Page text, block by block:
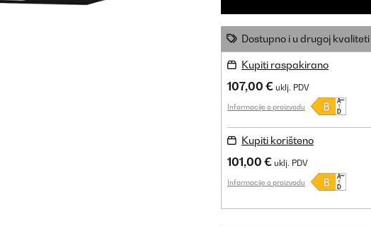
Dostupno i u drugoj kvaliteti
Kupiti raspakirano
107,00 € uklj. PDV
Informacije o proizvodu
Kupiti korišteno
101,00 € uklj. PDV
Informacije o proizvodu